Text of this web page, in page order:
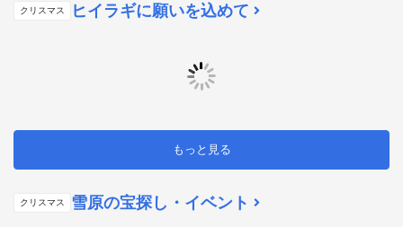
クリスマス ヒイラギに願いを込めて
もっと見る
クリスマス 雪原の宝探し・イベント